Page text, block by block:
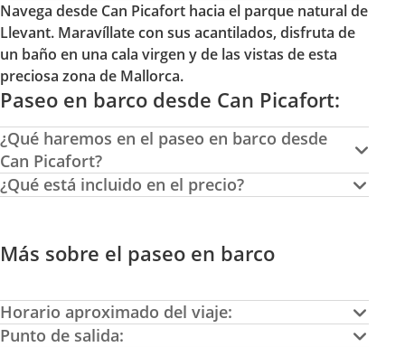
Navega desde Can Picafort hacia el parque natural de
Llevant. Maravíllate con sus acantilados, disfruta de
un baño en una cala virgen y de las vistas de esta
preciosa zona de Mallorca.
Paseo en barco desde Can Picafort:
¿Qué haremos en el paseo en barco desde
Can Picafort?
¿Qué está incluido en el precio?
Más sobre el paseo en barco
Horario aproximado del viaje:
Punto de salida: